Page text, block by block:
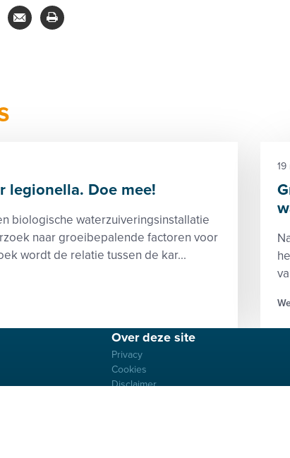
legionella. Doe mee!
biologische waterzuiveringsinstallatie
naar groeibepalende factoren voor
wordt de relatie tussen de kar...
Over deze site
Privacy
Cookies
Disclaimer